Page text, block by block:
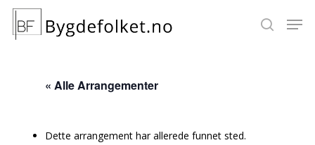
Hit enter to search or ESC to close
« Alle Arrangementer
Dette arrangement har allerede funnet sted.